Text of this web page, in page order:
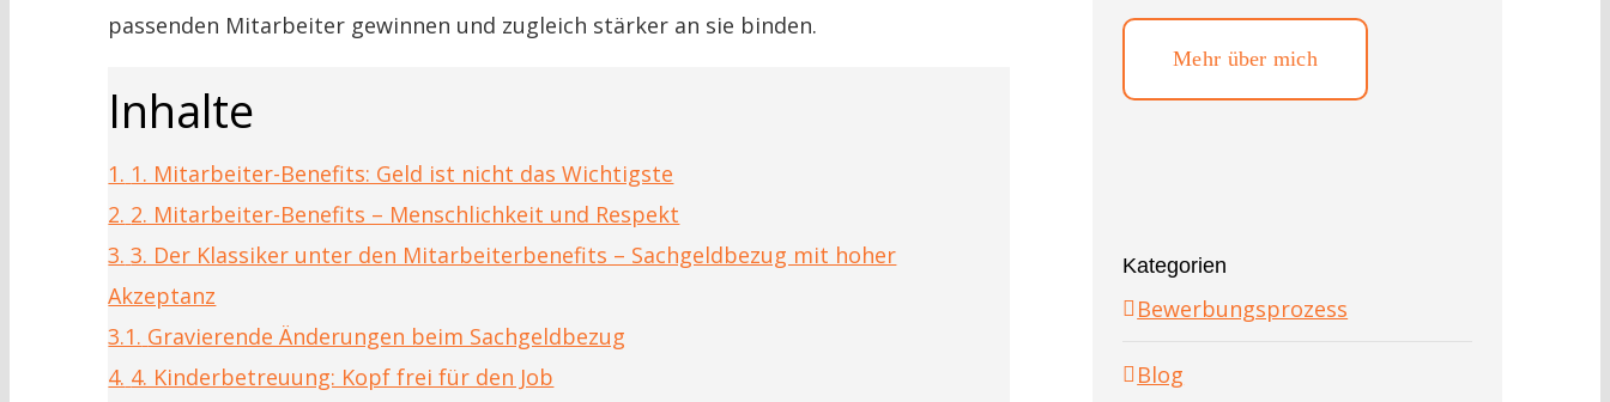
passenden Mitarbeiter gewinnen und zugleich stärker an sie binden.
Inhalte
1. 1. Mitarbeiter-Benefits: Geld ist nicht das Wichtigste
2. 2. Mitarbeiter-Benefits – Menschlichkeit und Respekt
3. 3. Der Klassiker unter den Mitarbeiterbenefits – Sachgeldbezug mit hoher
Akzeptanz
3.1. Gravierende Änderungen beim Sachgeldbezug
4. 4. Kinderbetreuung: Kopf frei für den Job
Mehr über mich
Kategorien
Bewerbungsprozess
Blog